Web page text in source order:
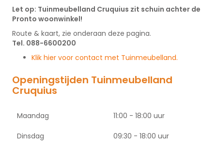
Let op: Tuinmeubelland Cruquius zit schuin achter de
Pronto woonwinkel!
Route & kaart, zie onderaan deze pagina.
Tel. 088-6600200
Klik hier voor contact met Tuinmeubelland.
Openingstijden Tuinmeubelland
Cruquius
Maandag 11:00 - 18:00 uur
Dinsdag 09:30 - 18:00 uur